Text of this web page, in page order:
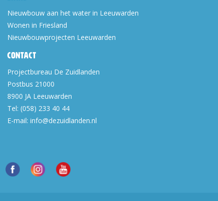
Nieuwbouw aan het water in Leeuwarden
Wonen in Friesland
Nieuwbouwprojecten Leeuwarden
Contact
Projectbureau De Zuidlanden
Postbus 21000
8900 JA Leeuwarden
Tel: (058) 233 40 44
E-mail: info@dezuidlanden.nl